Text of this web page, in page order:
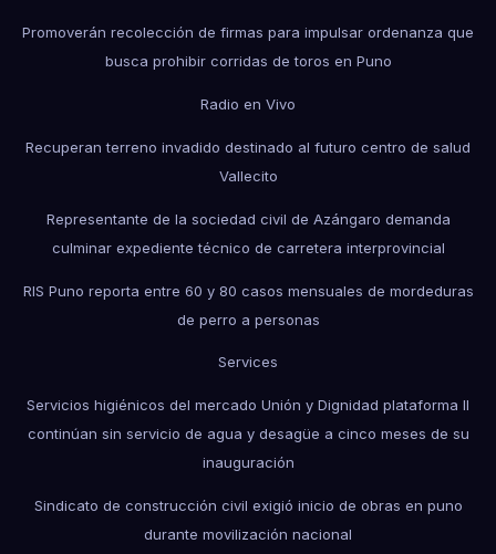
Promoverán recolección de firmas para impulsar ordenanza que
busca prohibir corridas de toros en Puno
Radio en Vivo
Recuperan terreno invadido destinado al futuro centro de salud
Vallecito
Representante de la sociedad civil de Azángaro demanda
culminar expediente técnico de carretera interprovincial
RIS Puno reporta entre 60 y 80 casos mensuales de mordeduras
de perro a personas
Services
Servicios higiénicos del mercado Unión y Dignidad plataforma II
continúan sin servicio de agua y desagüe a cinco meses de su
inauguración
Sindicato de construcción civil exigió inicio de obras en puno
durante movilización nacional